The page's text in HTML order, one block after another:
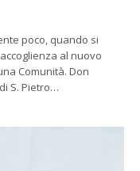
poco, quando si
al nuovo
Comunità. Don
S. Pietro…